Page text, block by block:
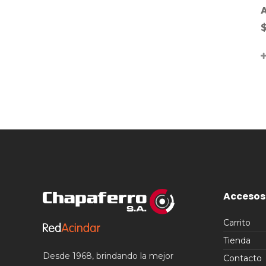
Desde 1968, brindando la mejor
Accesos
Carrito
Tienda
Contacto